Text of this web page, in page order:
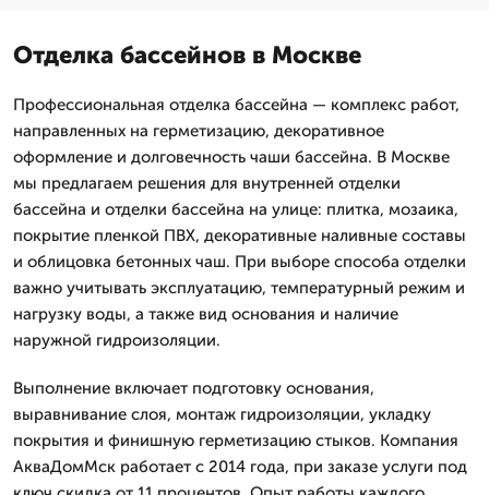
Отделка бассейнов в Москве
Профессиональная отделка бассейна — комплекс работ,
направленных на герметизацию, декоративное
оформление и долговечность чаши бассейна. В Москве
мы предлагаем решения для внутренней отделки
бассейна и отделки бассейна на улице: плитка, мозаика,
покрытие пленкой ПВХ, декоративные наливные составы
и облицовка бетонных чаш. При выборе способа отделки
важно учитывать эксплуатацию, температурный режим и
нагрузку воды, а также вид основания и наличие
наружной гидроизоляции.
Выполнение включает подготовку основания,
выравнивание слоя, монтаж гидроизоляции, укладку
покрытия и финишную герметизацию стыков. Компания
АкваДомМск работает с 2014 года, при заказе услуги под